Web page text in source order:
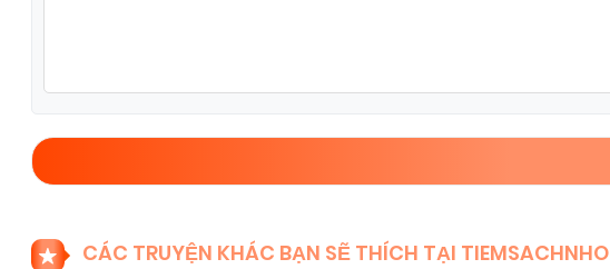
CÁC TRUYỆN KHÁC BẠN SẼ THÍCH TẠI TIEMSACHNHO